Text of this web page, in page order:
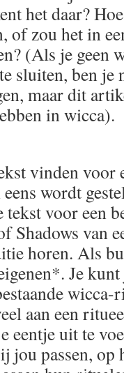
het daar?
of zou het in
(Als je geen
sluiten, ben
maar dit
in wicca).
vinden voor
wordt
tekst voor een
Shadows van
horen. Als
Je
aan een
eentje uit te
jou passen, op